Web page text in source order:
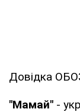
Довідка
"Мамай" -